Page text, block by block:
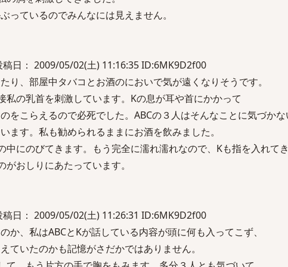
っているのでみんなには見えません。
日： 2009/05/02(土) 11:16:35 ID:6MK9D2f00
り、部屋中タバコとお酒のにおいで気が遠くなりそうです。
私の乳首を刺激しています。Kの息が耳や首にかかって
をこらえるので必死でした。ABCの３人はそんなことに気づかな
ます。私も勧められるままにお酒を飲みました。
中にのびてきます。もう完全に濡れ濡れなので、Kも指を入れてき
おしりにあたっています。
日： 2009/05/02(土) 11:26:31 ID:6MK9D2f00
か、私はABCとKが話している内容が頭に何も入ってこず、
ていたのかも記憶がさだかではありません。